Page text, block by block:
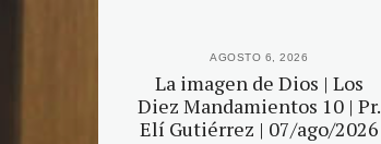
AGOSTO 6, 2026
La imagen de Dios | Los
Diez Mandamientos 10 | Pr.
Elí Gutiérrez | 07/ago/2026